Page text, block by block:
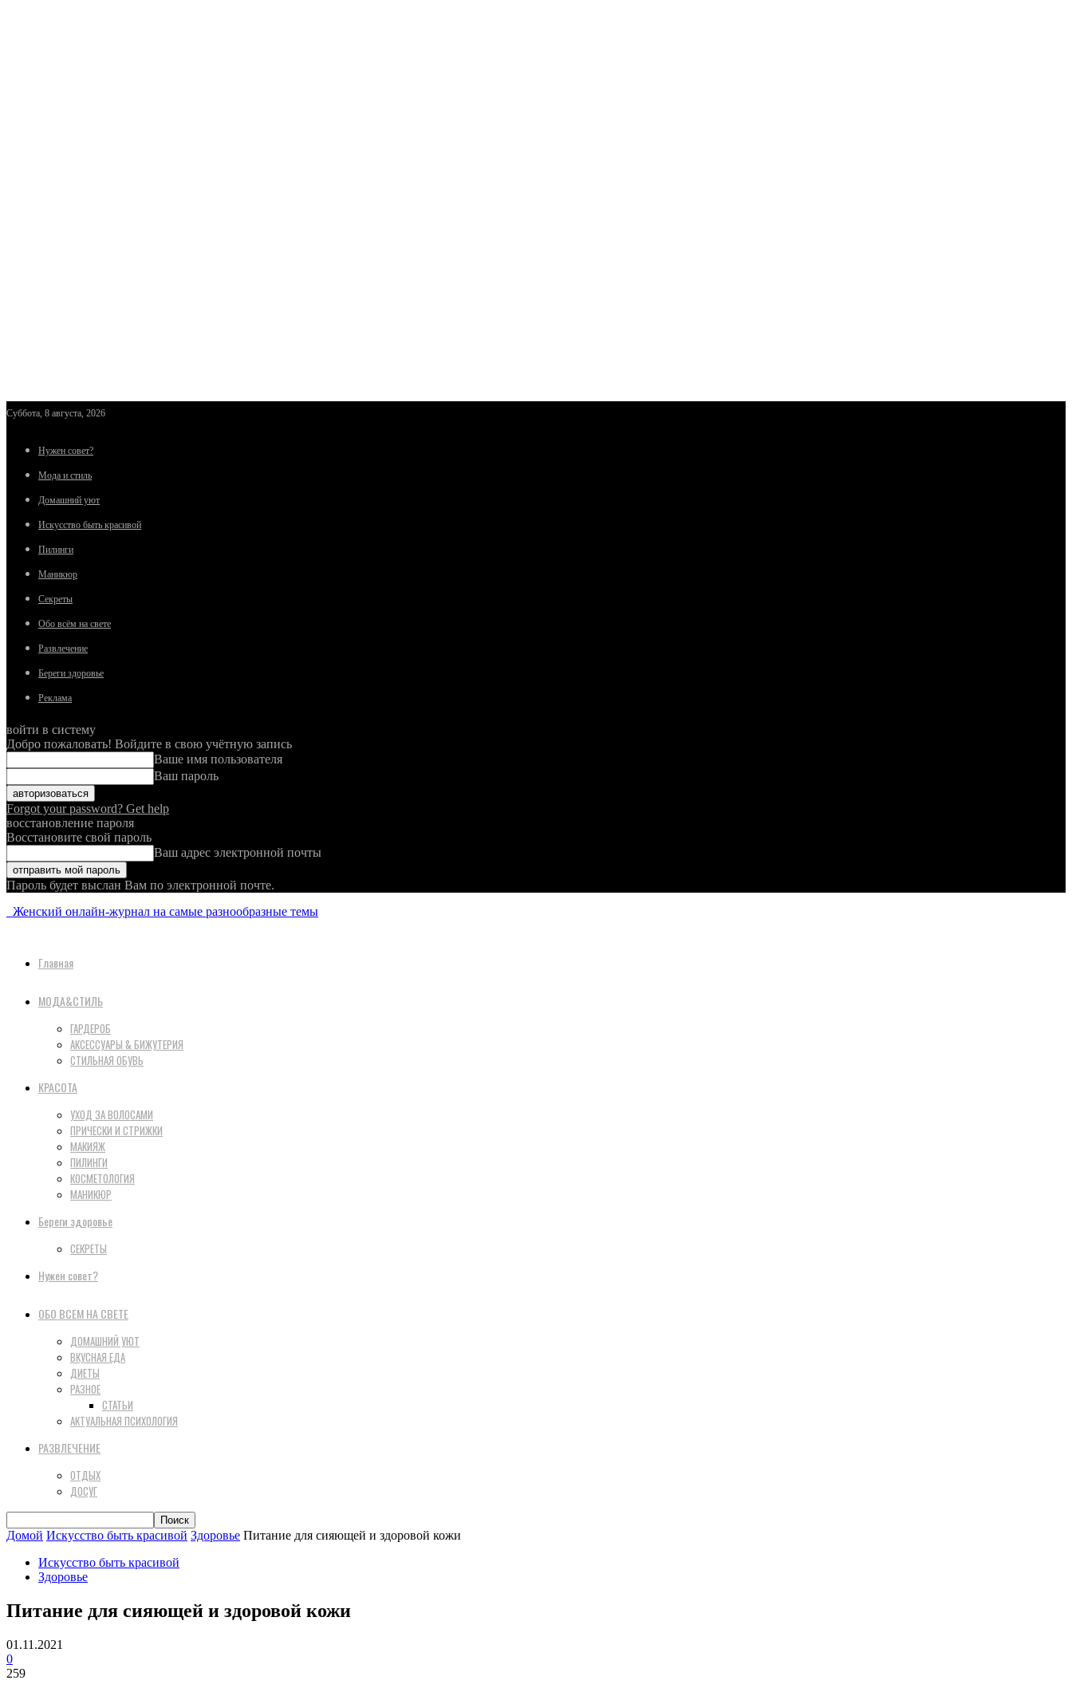
Суббота, 8 августа, 2026
Нужен совет?
Мода и стиль
Домашний уют
Искусство быть красивой
Пилинги
Маникюр
Секреты
Обо всём на свете
Развлечение
Береги здоровье
Реклама
войти в систему
Добро пожаловать! Войдите в свою учётную запись
Ваше имя пользователя
Ваш пароль
Forgot your password? Get help
восстановление пароля
Восстановите свой пароль
Ваш адрес электронной почты
Пароль будет выслан Вам по электронной почте.
Женский онлайн-журнал на самые разнообразные темы
Главная
МОДА&СТИЛЬ
ГАРДЕРОБ
АКСЕССУАРЫ & БИЖУТЕРИЯ
СТИЛЬНАЯ ОБУВЬ
КРАСОТА
УХОД ЗА ВОЛОСАМИ
ПРИЧЕСКИ И СТРИЖКИ
МАКИЯЖ
ПИЛИНГИ
КОСМЕТОЛОГИЯ
МАНИКЮР
Береги здоровье
СЕКРЕТЫ
Нужен совет?
ОБО ВСЕМ НА СВЕТЕ
ДОМАШНИЙ УЮТ
ВКУСНАЯ ЕДА
ДИЕТЫ
РАЗНОЕ
СТАТЬИ
АКТУАЛЬНАЯ ПСИХОЛОГИЯ
РАЗВЛЕЧЕНИЕ
ОТДЫХ
ДОСУГ
Домой Искусство быть красивой Здоровье Питание для сияющей и здоровой кожи
Искусство быть красивой
Здоровье
Питание для сияющей и здоровой кожи
01.11.2021
0
259